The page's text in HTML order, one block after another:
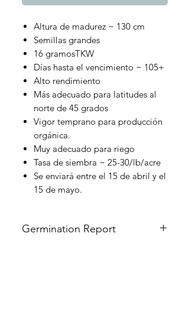
Altura de madurez ~ 130 cm
Semillas grandes
16 gramosTKW
Días hasta el vencimiento ~ 105+
Alto rendimiento
Más adecuado para latitudes al
norte de 45 grados
Vigor temprano para producción
orgánica.
Muy adecuado para riego
Tasa de siembra ~ 25-30/lb/acre
Se enviará entre el 15 de abril y el
15 de mayo.
Germination Report